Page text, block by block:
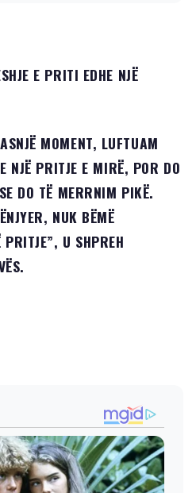
E PRITI EDHE NJË
MOMENT, LUFTUAM
NJË PRITJE E MIRË, POR DO
DO TË MERRNIM PIKË.
NUK BËMË
PRITJE”, U SHPREH